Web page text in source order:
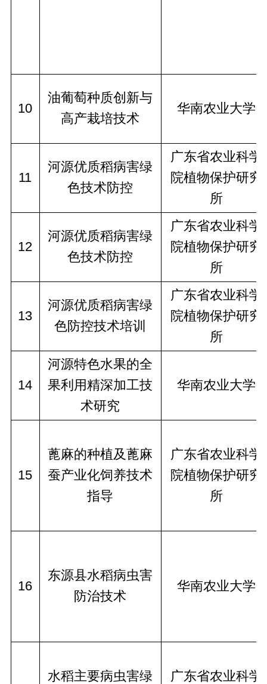
10
油葡萄种质创新与
高产栽培技术
华南农业大学
11
河源优质稻病害绿
色技术防控
广东省农业科学
院植物保护研究
所
12
河源优质稻病害绿
色技术防控
广东省农业科学
院植物保护研究
所
13
河源优质稻病害绿
色防控技术培训
广东省农业科学
院植物保护研究
所
14
河源特色水果的全
果利用精深加工技
术研究
华南农业大学
15
蓖麻的种植及蓖麻
蚕产业化饲养技术
指导
广东省农业科学
院植物保护研究
所
16
东源县水稻病虫害
防治技术
华南农业大学
水稻主要病虫害绿
广东省农业科学